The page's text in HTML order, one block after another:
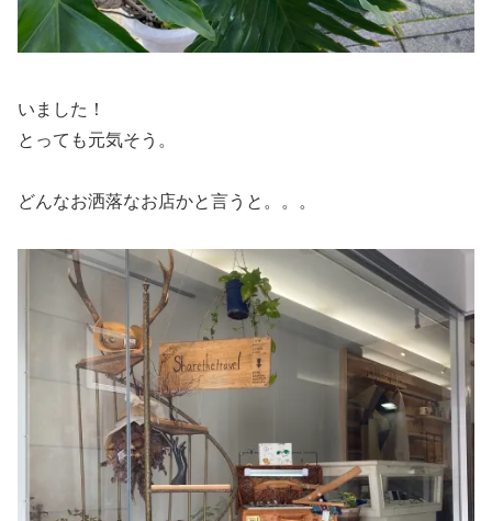
いました！
とっても元気そう。
どんなお洒落なお店かと言うと。。。